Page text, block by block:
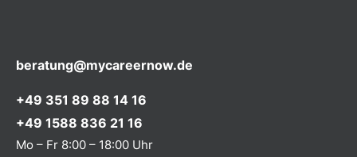
beratung@mycareernow.de
+49 351 89 88 14 16
+49 1588 836 21 16
Mo – Fr 8:00 – 18:00 Uhr